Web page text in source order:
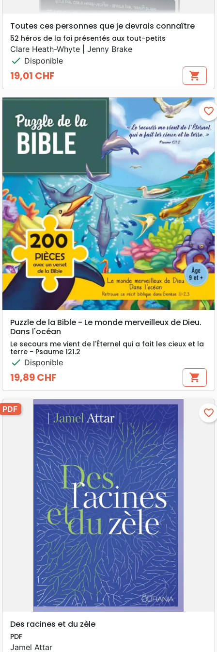
Toutes ces personnes que je devrais connaître
52 héros de la foi présentés aux tout-petits
Clare Heath-Whyte | Jenny Brake
check Disponible
Prix
19,01 CHF shopping_cart
favorite_border
Puzzle de la Bible - Le monde merveilleux de Dieu.
Dans l'océan
Le secours me vient de l'Éternel qui a fait les cieux et la
terre - Psaume 121.2
check Disponible
Prix
19,89 CHF shopping_cart
PDF favorite_border
Des racines et du zèle
PDF
Jamel Attar